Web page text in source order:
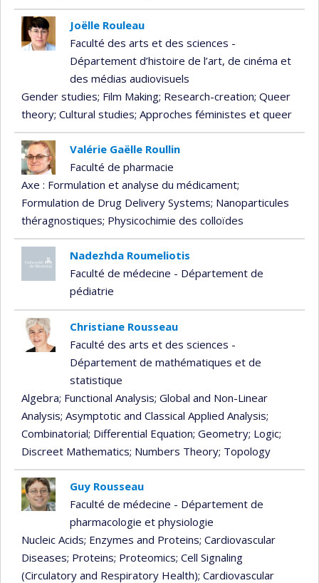
Joëlle Rouleau
Faculté des arts et des sciences -
Département d’histoire de l’art, de cinéma et
des médias audiovisuels
Gender studies; Film Making; Research-creation; Queer
theory; Cultural studies; Approches féministes et queer
Valérie Gaëlle Roullin
Faculté de pharmacie
Axe : Formulation et analyse du médicament;
Formulation de Drug Delivery Systems; Nanoparticules
théragnostiques; Physicochimie des colloïdes
Nadezhda Roumeliotis
Faculté de médecine - Département de
pédiatrie
Christiane Rousseau
Faculté des arts et des sciences -
Département de mathématiques et de
statistique
Algebra; Functional Analysis; Global and Non-Linear
Analysis; Asymptotic and Classical Applied Analysis;
Combinatorial; Differential Equation; Geometry; Logic;
Discreet Mathematics; Numbers Theory; Topology
Guy Rousseau
Faculté de médecine - Département de
pharmacologie et physiologie
Nucleic Acids; Enzymes and Proteins; Cardiovascular
Diseases; Proteins; Proteomics; Cell Signaling
(Circulatory and Respiratory Health); Cardiovascular